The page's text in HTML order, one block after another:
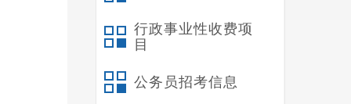
行政事业性收费项
目
公务员招考信息